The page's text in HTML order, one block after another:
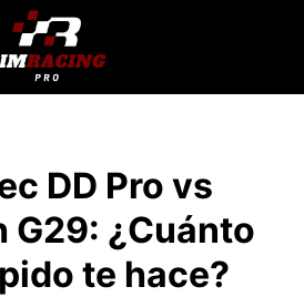
DD Pro vs
G29: ¿Cuánto
te hace?